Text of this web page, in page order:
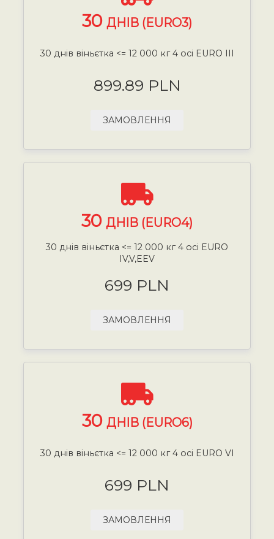
30 ДНІВ (EURO3)
30 днів віньєтка <= 12 000 кг 4 осі EURO III
899.89 PLN
ЗАМОВЛЕННЯ
30 ДНІВ (EURO4)
30 днів віньєтка <= 12 000 кг 4 осі EURO
IV,V,EEV
699 PLN
ЗАМОВЛЕННЯ
30 ДНІВ (EURO6)
30 днів віньєтка <= 12 000 кг 4 осі EURO VI
699 PLN
ЗАМОВЛЕННЯ